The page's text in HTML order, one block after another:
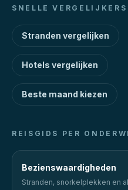
SNELLE VERGELIJKERS
Stranden vergelijken
Hotels vergelijken
Beste maand kiezen
REISGIDS PER
Bezienswaardigheden
Stranden, snorkelplekken en